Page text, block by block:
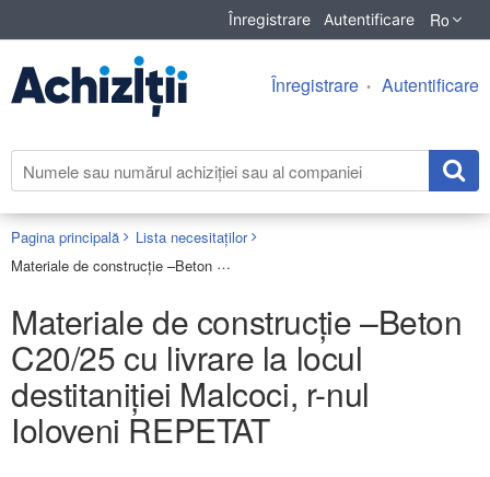
Înregistrare Autentificare Ro
Înregistrare Autentificare
Pagina principală
Lista necesitaților
Materiale de construcție –Beton C20/25 cu livrare la locul destitaniției Malcoci, r-nul Ioloveni REPETAT
Materiale de construcție –Beton
C20/25 cu livrare la locul
destitaniției Malcoci, r-nul
Ioloveni REPETAT